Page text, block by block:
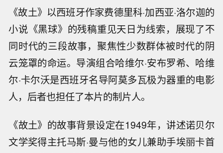
《故土》以西班牙作家费德里科·加西亚·洛尔迦的
小说《黑球》的残稿重见天日为线索，展现了不
同时代的三段故事，聚焦性少数群体被时代的阴
云笼罩的命运。导演组合哈维尔·安布罗希、哈维
尔·卡尔沃是西班牙名导阿莫多瓦极为器重的电影
人，后者也担任了本片的制片人。
《故土》的故事背景设定在1949年，讲述诺贝尔
文学奖得主托马斯·曼与他的女儿兼助手埃丽卡首